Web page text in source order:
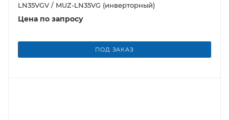
LN35VGV / MUZ-LN35VG (инверторный)
Цена по запросу
ПОД ЗАКАЗ